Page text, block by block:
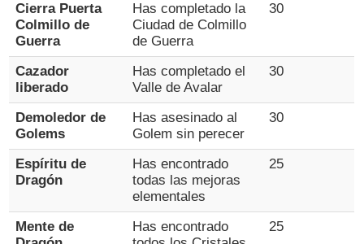
Cierra Puerta
Colmillo de
Guerra
Has completado la
Ciudad de Colmillo
de Guerra
30
Cazador
liberado
Has completado el
Valle de Avalar
30
Demoledor de
Golems
Has asesinado al
Golem sin perecer
30
Espíritu de
Dragón
Has encontrado
todas las mejoras
elementales
25
Mente de
Has encontrado
25